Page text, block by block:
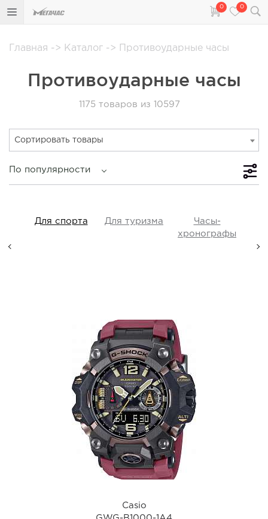
0 0
Главная -> Каталог -> Противоударные часы
Противоударные часы
1175 товаров из 10597
Сортировать товары
По популярности
Для спорта Для туризма
Часы-
хронографы
Casio
GWG-B1000-1A4
i
Casio